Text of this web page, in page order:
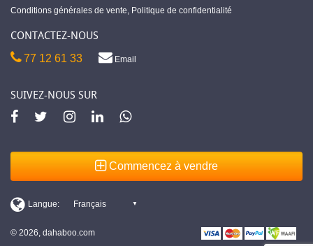
Conditions générales de vente, Politique de confidentialité
CONTACTEZ-NOUS
77 12 61 33 Email
SUIVEZ-NOUS SUR
Commencez à vendre
© 2026, dahaboo.com